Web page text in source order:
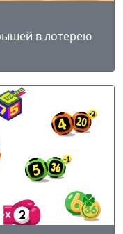
в лотерею